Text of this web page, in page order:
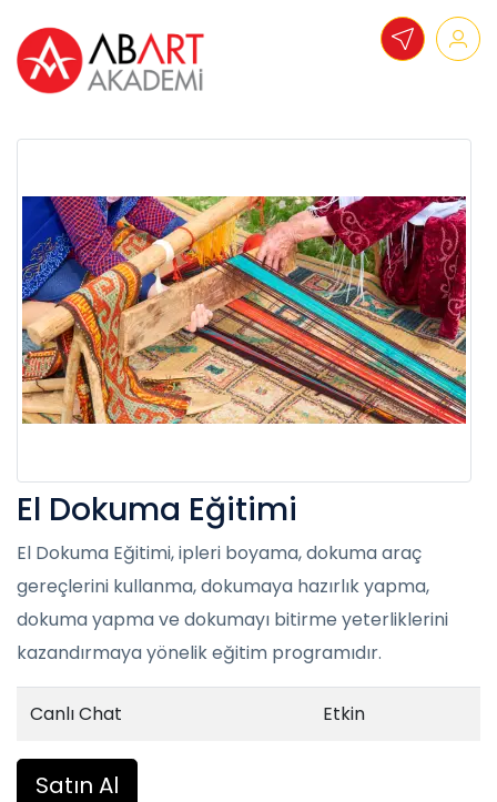
El Dokuma Eğitimi
El Dokuma Eğitimi, ipleri boyama, dokuma araç
gereçlerini kullanma, dokumaya hazırlık yapma,
dokuma yapma ve dokumayı bitirme yeterliklerini
kazandırmaya yönelik eğitim programıdır.
Canlı Chat Etkin
Satın Al